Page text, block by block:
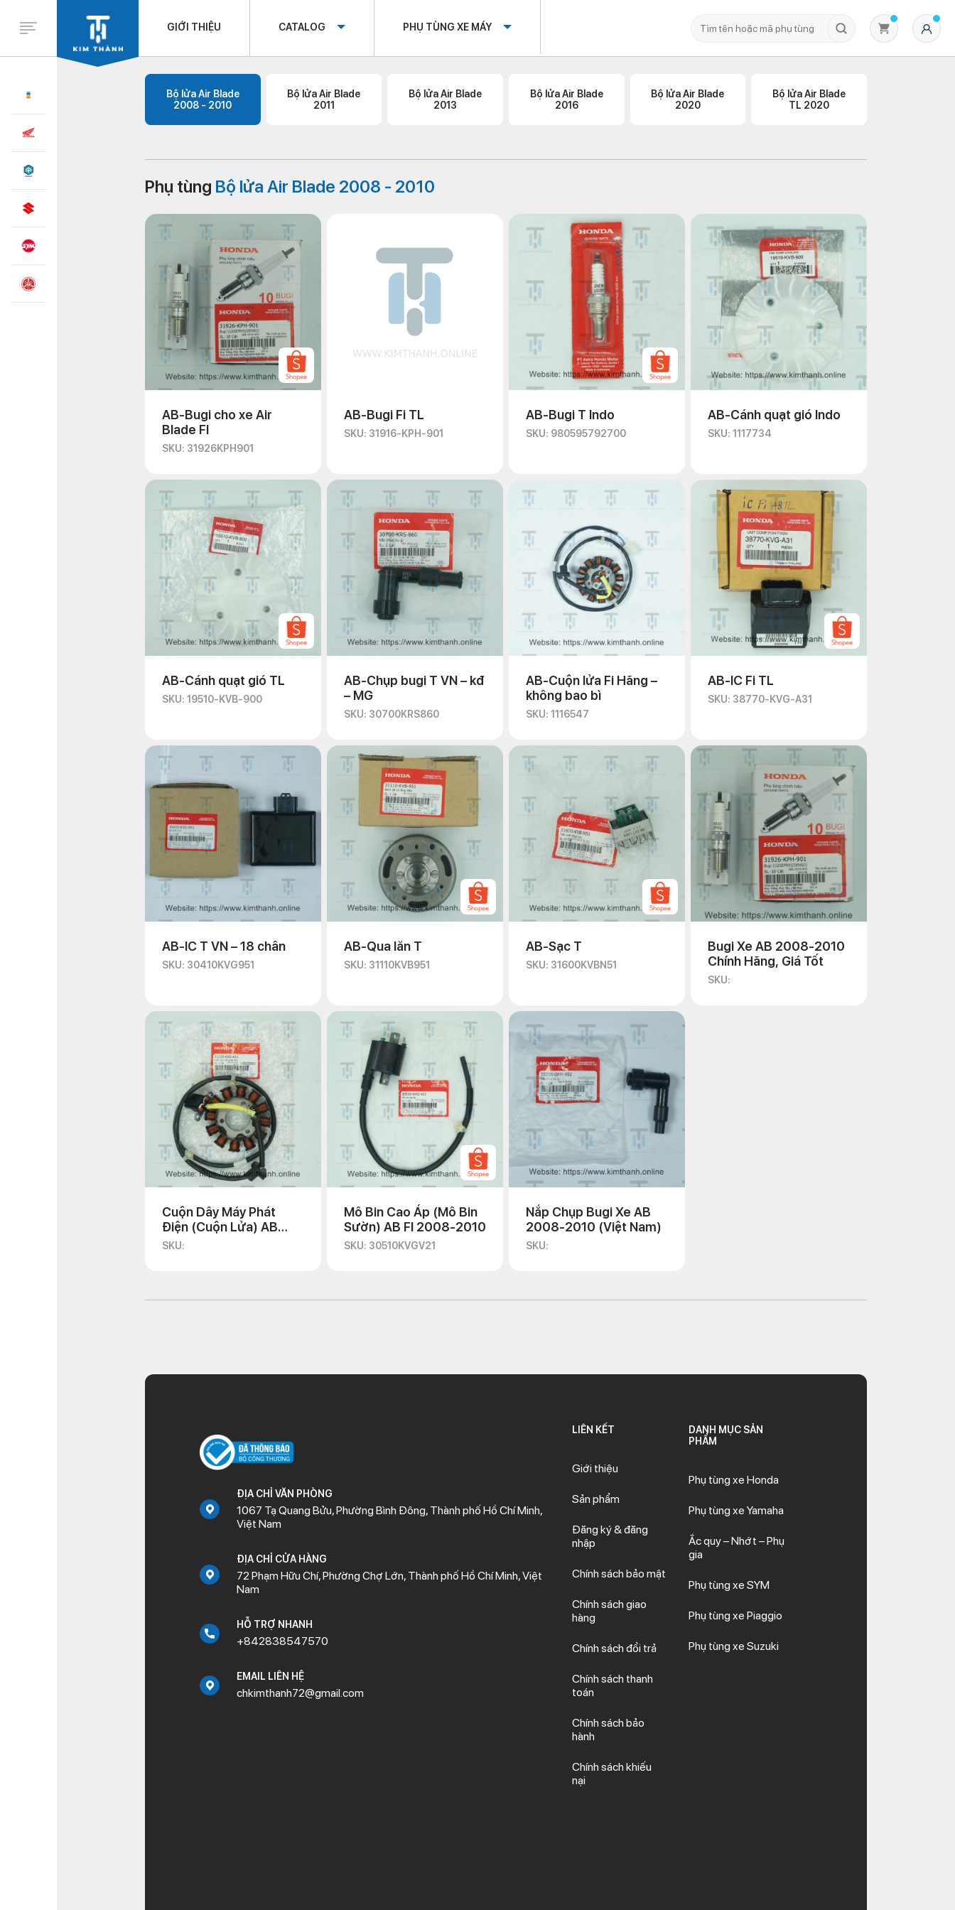
GIỚI THIỆU CATALOG PHỤ TÙNG XE MÁY
Bộ lửa Air Blade
2008 - 2010
Bộ lửa Air Blade
2011
Bộ lửa Air Blade
2013
Bộ lửa Air Blade
2016
Bộ lửa Air Blade
2020
Bộ lửa Air Blade
TL 2020
Phụ tùng Bộ lửa Air Blade 2008 - 2010
AB-Bugi cho xe Air
Blade FI
SKU: 31926KPH901
AB-Bugi Fi TL
SKU: 31916-KPH-901
AB-Bugi T Indo
SKU: 980595792700
AB-Cánh quạt gió Indo
SKU: 1117734
AB-Cánh quạt gió TL
SKU: 19510-KVB-900
AB-Chụp bugi T VN – kđ
– MG
SKU: 30700KRS860
AB-Cuộn lửa Fi Hãng –
không bao bì
SKU: 1116547
AB-IC Fi TL
SKU: 38770-KVG-A31
AB-IC T VN – 18 chân
SKU: 30410KVG951
AB-Qua lăn T
SKU: 31110KVB951
AB-Sạc T
SKU: 31600KVBN51
Bugi Xe AB 2008-2010
Chính Hãng, Giá Tốt
SKU:
Cuộn Dây Máy Phát
Điện (Cuộn Lửa) AB
2008-2010
SKU:
Mô Bin Cao Áp (Mô Bin
Sườn) AB FI 2008-2010
SKU: 30510KVGV21
Nắp Chụp Bugi Xe AB
2008-2010 (Việt Nam)
SKU:
ĐỊA CHỈ VĂN PHÒNG
1067 Tạ Quang Bửu, Phường Bình Đông, Thành phố Hồ Chí Minh,
Việt Nam
ĐỊA CHỈ CỬA HÀNG
72 Phạm Hữu Chí, Phường Chợ Lớn, Thành phố Hồ Chí Minh, Việt
Nam
HỖ TRỢ NHANH
+842838547570
EMAIL LIÊN HỆ
chkimthanh72@gmail.com
LIÊN KẾT
Giới thiệu
Sản phẩm
Đăng ký & đăng
nhập
Chính sách bảo mật
Chính sách giao
hàng
Chính sách đổi trả
Chính sách thanh
toán
Chính sách bảo
hành
Chính sách khiếu
nại
DANH MỤC SẢN
PHẨM
Phụ tùng xe Honda
Phụ tùng xe Yamaha
Ắc quy – Nhớt – Phụ
gia
Phụ tùng xe SYM
Phụ tùng xe Piaggio
Phụ tùng xe Suzuki